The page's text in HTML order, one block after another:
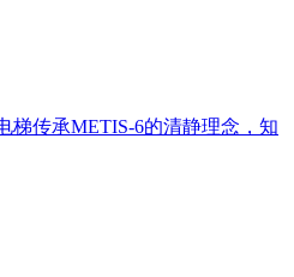
传承METIS-6的清静理念，知